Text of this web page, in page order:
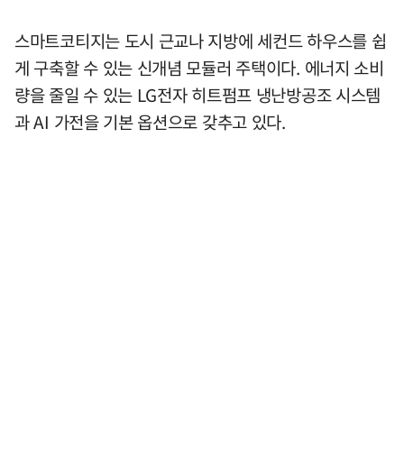
스마트코티지는 도시 근교나 지방에 세컨드 하우스를 쉽
게 구축할 수 있는 신개념 모듈러 주택이다. 에너지 소비
량을 줄일 수 있는 LG전자 히트펌프 냉난방공조 시스템
과 AI 가전을 기본 옵션으로 갖추고 있다.